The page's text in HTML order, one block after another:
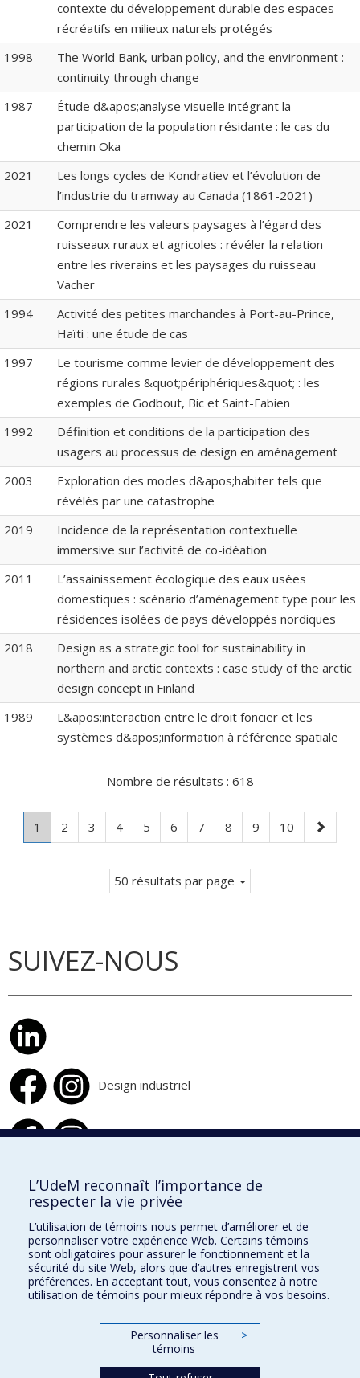
contexte du développement durable des espaces
récréatifs en milieux naturels protégés
1998
The World Bank, urban policy, and the environment :
continuity through change
1987
Étude d&apos;analyse visuelle intégrant la
participation de la population résidante : le cas du
chemin Oka
2021
Les longs cycles de Kondratiev et l’évolution de
l’industrie du tramway au Canada (1861-2021)
2021
Comprendre les valeurs paysages à l’égard des
ruisseaux ruraux et agricoles : révéler la relation
entre les riverains et les paysages du ruisseau
Vacher
1994
Activité des petites marchandes à Port-au-Prince,
Haïti : une étude de cas
1997
Le tourisme comme levier de développement des
régions rurales &quot;périphériques&quot; : les
exemples de Godbout, Bic et Saint-Fabien
1992
Définition et conditions de la participation des
usagers au processus de design en aménagement
2003
Exploration des modes d&apos;habiter tels que
révélés par une catastrophe
2019
Incidence de la représentation contextuelle
immersive sur l’activité de co-idéation
2011
L’assainissement écologique des eaux usées
domestiques : scénario d’aménagement type pour les
résidences isolées de pays développés nordiques
2018
Design as a strategic tool for sustainability in
northern and arctic contexts : case study of the arctic
design concept in Finland
1989
L&apos;interaction entre le droit foncier et les
systèmes d&apos;information à référence spatiale
Nombre de résultats : 618
Page
1
Page
Page
2 Page
3 Page
4 Page
5 Page
6 Page
7 Page
8 Page
9 Page
10
Page
suivante
50 résultats par page
SUIVEZ-NOUS
Design industriel
Design d'intérieur
École de design
École d'architecture
École d'urbanisme et d'architecture de paysage
L’UdeM reconnaît l’importance de
respecter la vie privée
L’utilisation de témoins nous permet d’améliorer et de
personnaliser votre expérience Web. Certains témoins
sont obligatoires pour assurer le fonctionnement et la
sécurité du site Web, alors que d’autres enregistrent vos
préférences. En acceptant tout, vous consentez à notre
utilisation de témoins pour mieux répondre à vos besoins.
Personnaliser les
témoins
>